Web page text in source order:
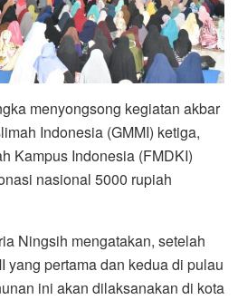
menyongsong kegiatan akbar
Indonesia (GMMI) ketiga,
Kampus Indonesia (FMDKI)
nasional 5000 rupiah
Ningsih mengatakan, setelah
yang pertama dan kedua di pulau
ini akan dilaksanakan di kota